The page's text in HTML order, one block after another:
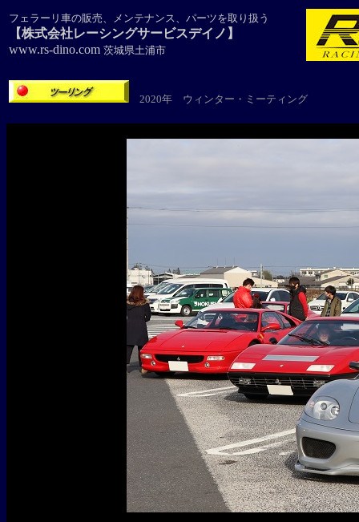
フェラーリ車の販売、メンテナンス、パーツを取り扱う
【株式会社レーシングサービスデイノ】
www.rs-dino.com 茨城県土浦市
2020年 ウィンター・ミーティング